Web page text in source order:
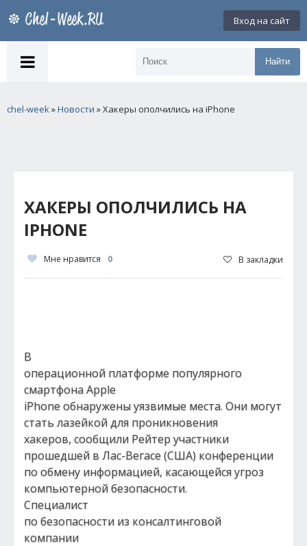
Вход на сайт
Найти
chel-week»Новости » Хакеры ополчились на iPhone
ХАКЕРЫ ОПОЛЧИЛИСЬ НА
IPHONE
Мне нравится 0 В закладки
В
операционной платформе популярного
смартфона Apple
iPhone обнаружены уязвимые места. Они могут
стать лазейкой для проникновения
хакеров, сообщили Рейтер участники
прошедшей в Лас-Вегасе (США) конференции
по обмену информацией, касающейся угроз
компьютерной безопасности.
Специалист
по безопасности из консалтинговой
компании